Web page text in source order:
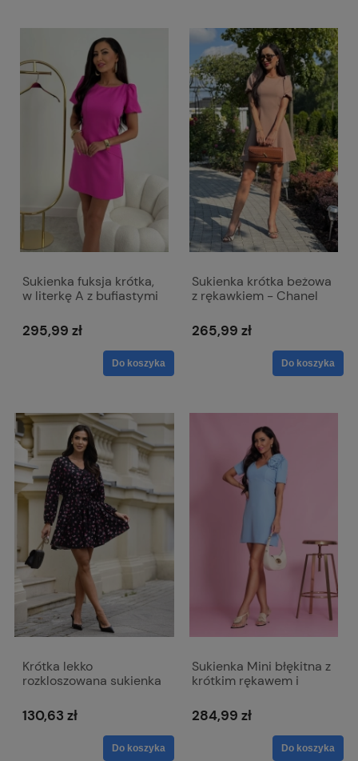
Sukienka fuksja krótka,
w literkę A z bufiastymi
295,99 zł
Do koszyka
Sukienka krótka beżowa
z rękawkiem - Chanel
265,99 zł
Do koszyka
Krótka lekko
rozkloszowana sukienka
130,63 zł
Do koszyka
Sukienka Mini błękitna z
krótkim rękawem i
Emma
284,99 zł
Do koszyka